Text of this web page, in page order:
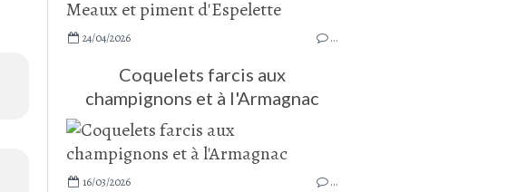
24/04/2026 …
Coquelets farcis aux
champignons et à l'Armagnac
16/03/2026 …